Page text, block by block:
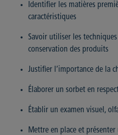
Identifier les matières
caractéristiques
Savoir utiliser les
conservation des produits
Justifier l’importance de la
Élaborer un sorbet en
Établir un examen visuel,
Mettre en place et